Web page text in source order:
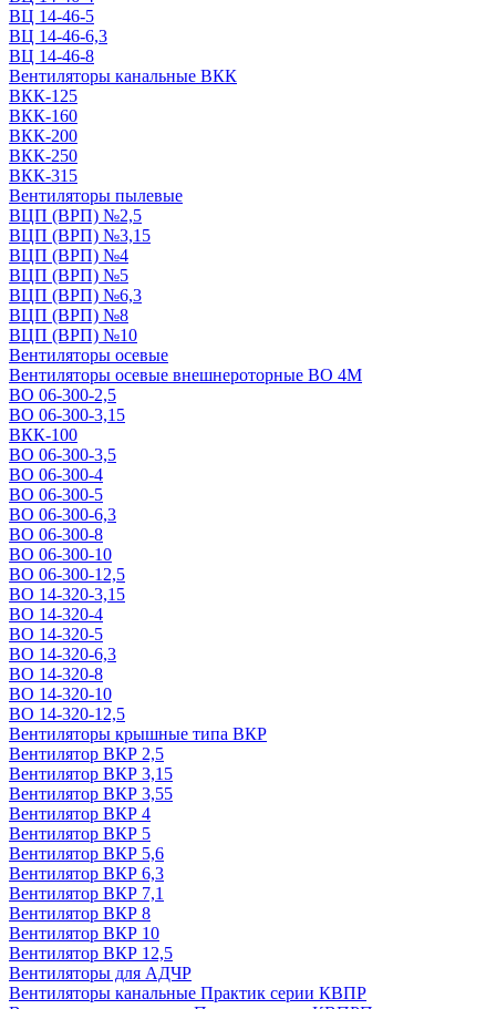
ВЦ 14-46-5
ВЦ 14-46-6,3
ВЦ 14-46-8
Вентиляторы канальные ВКК
ВКК-125
ВКК-160
ВКК-200
ВКК-250
ВКК-315
Вентиляторы пылевые
ВЦП (ВРП) №2,5
ВЦП (ВРП) №3,15
ВЦП (ВРП) №4
ВЦП (ВРП) №5
ВЦП (ВРП) №6,3
ВЦП (ВРП) №8
ВЦП (ВРП) №10
Вентиляторы осевые
Вентиляторы осевые внешнероторные ВО 4М
ВО 06-300-2,5
ВО 06-300-3,15
ВКК-100
ВО 06-300-3,5
ВО 06-300-4
ВО 06-300-5
ВО 06-300-6,3
ВО 06-300-8
ВО 06-300-10
ВО 06-300-12,5
ВО 14-320-3,15
ВО 14-320-4
ВО 14-320-5
ВО 14-320-6,3
ВО 14-320-8
ВО 14-320-10
ВО 14-320-12,5
Вентиляторы крышные типа ВКР
Вентилятор ВКР 2,5
Вентилятор ВКР 3,15
Вентилятор ВКР 3,55
Вентилятор ВКР 4
Вентилятор ВКР 5
Вентилятор ВКР 5,6
Вентилятор ВКР 6,3
Вентилятор ВКР 7,1
Вентилятор ВКР 8
Вентилятор ВКР 10
Вентилятор ВКР 12,5
Вентиляторы для АДЧР
Вентиляторы канальные Практик серии КВПР